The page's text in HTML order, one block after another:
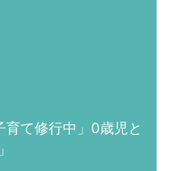
て修行中」0歳児と